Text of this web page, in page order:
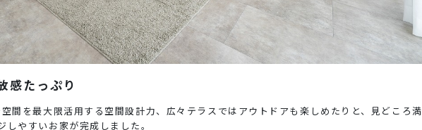
感たっぷり
間を最大限活用する空間設計力、広々テラスではアウトドアも楽しめたりと、見どころ満
やすいお家が完成しました。